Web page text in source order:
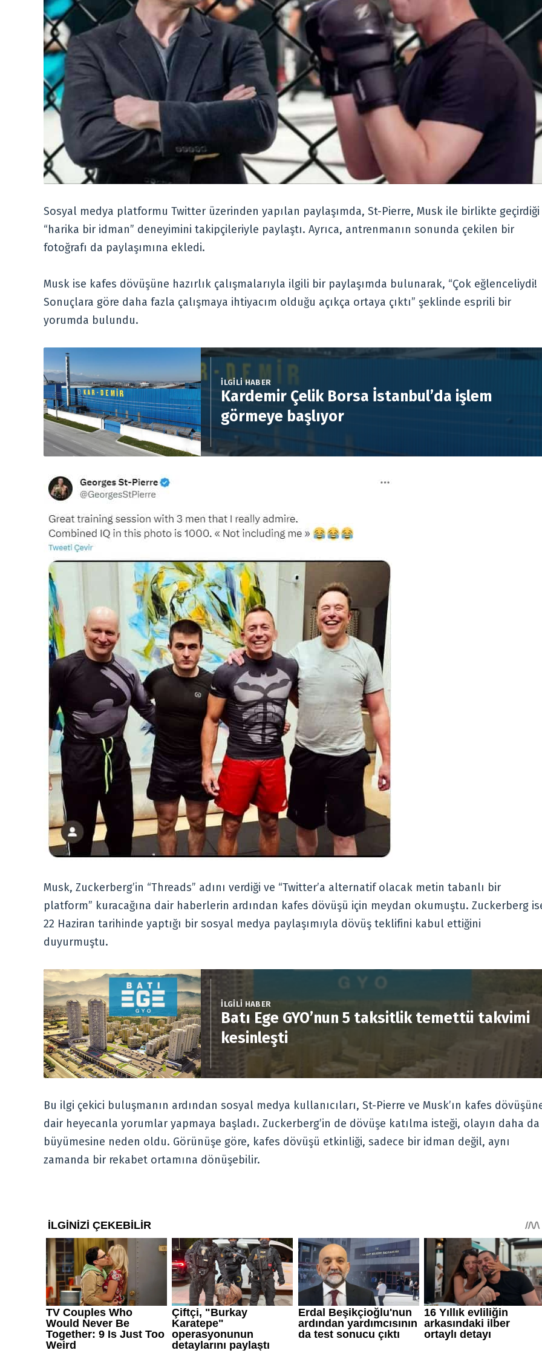
Sosyal medya platformu Twitter üzerinden yapılan paylaşımda, St-Pierre, Musk ile birlikte geçirdiği
“harika bir idman” deneyimini takipçileriyle paylaştı. Ayrıca, antrenmanın sonunda çekilen bir
fotoğrafı da paylaşımına ekledi.
Musk ise kafes dövüşüne hazırlık çalışmalarıyla ilgili bir paylaşımda bulunarak, “Çok eğlenceliydi!
Sonuçlara göre daha fazla çalışmaya ihtiyacım olduğu açıkça ortaya çıktı” şeklinde esprili bir
yorumda bulundu.
İLGİLİ HABER
Kardemir Çelik Borsa İstanbul’da işlem
görmeye başlıyor
Musk, Zuckerberg’in “Threads” adını verdiği ve “Twitter’a alternatif olacak metin tabanlı bir
platform” kuracağına dair haberlerin ardından kafes dövüşü için meydan okumuştu. Zuckerberg
22 Haziran tarihinde yaptığı bir sosyal medya paylaşımıyla dövüş teklifini kabul ettiğini
duyurmuştu.
İLGİLİ HABER
Batı Ege GYO’nun 5 taksitlik temettü takvimi
kesinleşti
Bu ilgi çekici buluşmanın ardından sosyal medya kullanıcıları, St-Pierre ve Musk’ın kafes
dair heyecanla yorumlar yapmaya başladı. Zuckerberg’in de dövüşe katılma isteği, olayın daha da
büyümesine neden oldu. Görünüşe göre, kafes dövüşü etkinliği, sadece bir idman değil, aynı
zamanda bir rekabet ortamına dönüşebilir.